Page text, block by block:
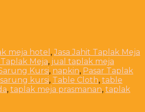
meja hotel ,Jasa Jahit Taplak Meja
Meja, jual taplak meja
Kursi, napkin, Pasar Taplak
sarung kursi, Table Cloth, table
, taplak meja prasmanan, taplak